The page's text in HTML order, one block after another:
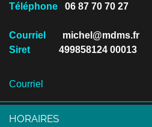
Téléphone 06 87 70 70 27
Courriel
michel@mdms.fr
Siret
499858124 00013
Courriel
HORAIRES